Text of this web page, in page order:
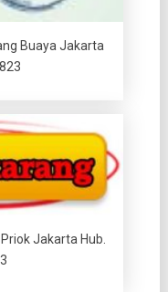
Buaya Jakarta
Jakarta Hub.